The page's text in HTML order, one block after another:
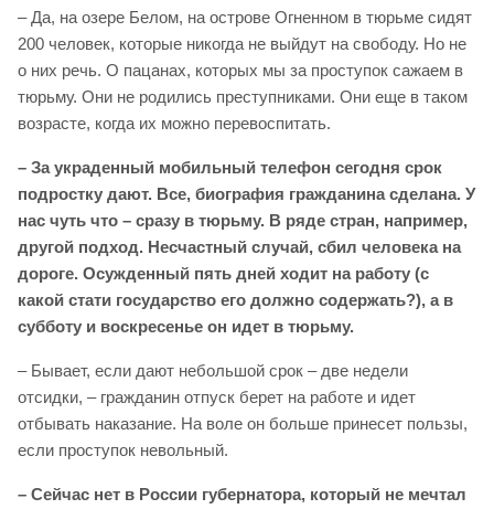
– Да, на озере Белом, на острове Огненном в тюрьме сидят
200 человек, которые никогда не выйдут на свободу. Но не
о них речь. О пацанах, которых мы за проступок сажаем в
тюрьму. Они не родились преступниками. Они еще в таком
возрасте, когда их можно перевоспитать.
– За украденный мобильный телефон сегодня срок
подростку дают. Все, биография гражданина сделана. У
нас чуть что – сразу в тюрьму. В ряде стран, например,
другой подход. Несчастный случай, сбил человека на
дороге. Осужденный пять дней ходит на работу (с
какой стати государство его должно содержать?), а в
субботу и воскресенье он идет в тюрьму.
– Бывает, если дают небольшой срок – две недели
отсидки, – гражданин отпуск берет на работе и идет
отбывать наказание. На воле он больше принесет пользы,
если проступок невольный.
– Сейчас нет в России губернатора, который не мечтал